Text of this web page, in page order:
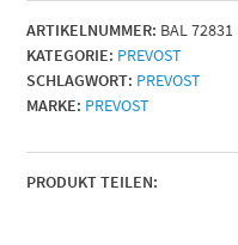
ARTIKELNUMMER: BAL 72831
KATEGORIE: PREVOST
SCHLAGWORT: PREVOST
MARKE: PREVOST
PRODUKT TEILEN: